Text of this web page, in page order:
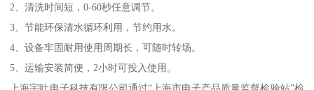
2、清洗时间短，0-60秒任意调节。
3、节能环保清水循环利用，节约用水。
4、设备牢固耐用使用周期长，可随时转场。
5、运输安装简便，2小时可投入使用。
上海宇叶电子科技有限公司通过“上海市电子产品质量监督检验站”检